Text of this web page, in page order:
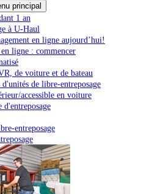
principal
1 an
à U-Haul
en ligne aujourd’hui!
ligne : commencer
de voiture et de bateau
de libre-entreposage
accessible en voiture
d'entreposage
entreposage